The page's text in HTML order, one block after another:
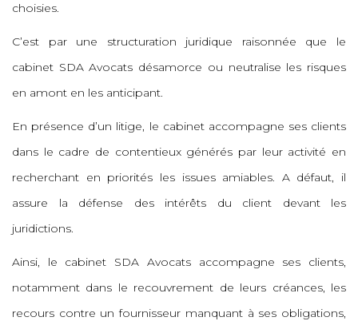
choisies.
C’est par une structuration juridique raisonnée que le
cabinet SDA Avocats désamorce ou neutralise les risques
en amont en les anticipant.
En présence d’un litige, le cabinet accompagne ses clients
dans le cadre de contentieux générés par leur activité en
recherchant en priorités les issues amiables. A défaut, il
assure la défense des intérêts du client devant les
juridictions.
Ainsi, le cabinet SDA Avocats accompagne ses clients,
notamment dans le recouvrement de leurs créances, les
recours contre un fournisseur manquant à ses obligations,